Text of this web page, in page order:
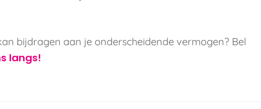
bijdragen aan je onderscheidende vermogen? Bel
langs!